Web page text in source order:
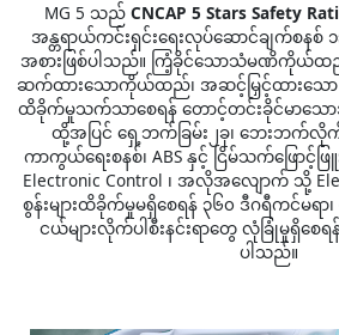
MG 5 သည် CNCAP 5 Stars Safety
အန္တရာယ်ကင်းရှင်းရေးလုပ်ဆောင်ချက်စနစ်
အစားဖြစ်ပါသည်။ ကြံ့ခိုင်သောသံမဏိကိုယ်
ဆက်ထားသောကိုယ်ထည်၊ အဆင့်မြှင့်ထားသော
ထိခိုက်မှုသက်သာစေရန် တောင့်တင်းခိုင်မာသော
ထို့အပြင် ရှေ့ဘက်ခြမ်း၂ခု၊ ဘေးဘ
ကာကွယ်ရေးစနစ်၊ ABS နှင့် ငြိမ်သက်ဖြောင့်
Electronic Control ၊ အလိုအလျောက် သို့
စွန်းများထိခိုက်မှုမရှိစေရန် ၃၆၀ ဒီဂရီကင်မရ
ငယ်များလိုက်ပါစီးနင်းရာတွေ လုံခြုံမှုရှိစေရန်
ပါသည်။